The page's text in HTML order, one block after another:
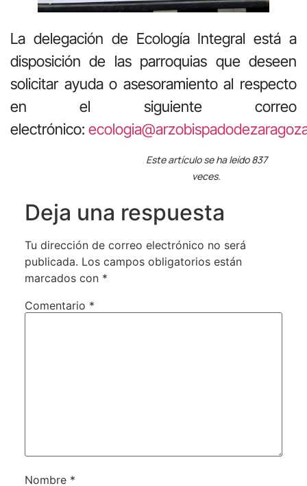
La delegación de Ecología Integral está a
disposición de las parroquias que deseen
solicitar ayuda o asesoramiento al respecto
en el siguiente correo
electrónico:
Este artículo se ha leído 837
veces.
Deja una respuesta
Tu dirección de correo electrónico no será
publicada. Los campos obligatorios están
marcados con *
Comentario *
Nombre *